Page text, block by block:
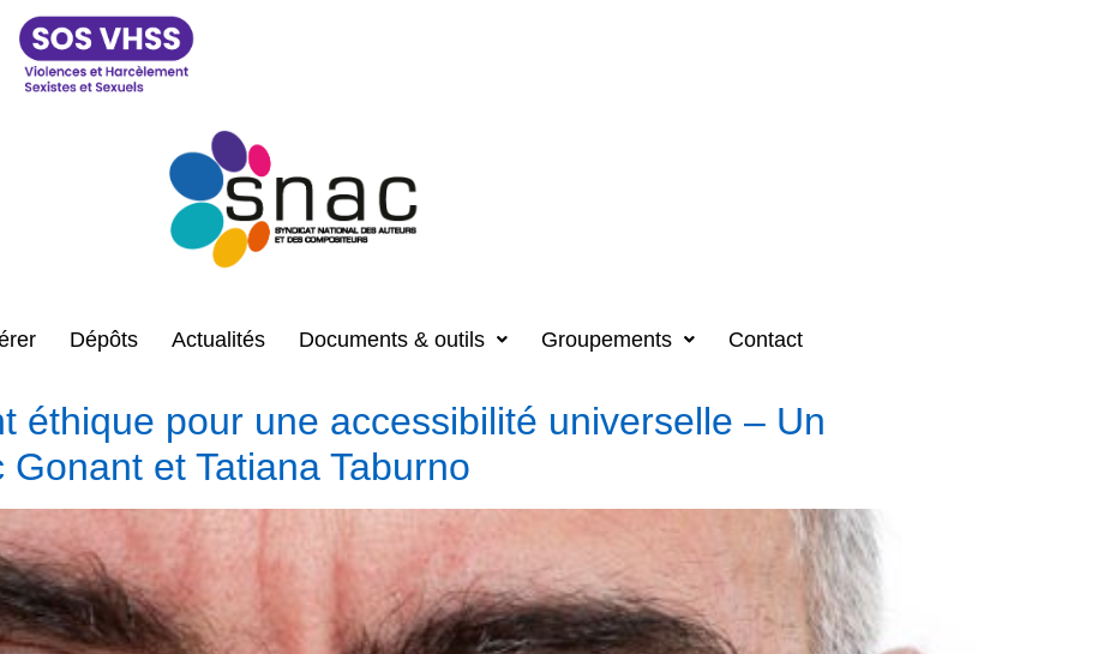
Dépôts Actualités Documents & outils Groupements Contact
éthique pour une accessibilité universelle – Un
et Tatiana Taburno